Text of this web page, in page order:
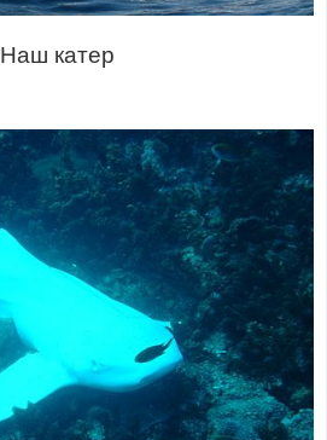
Наш катер